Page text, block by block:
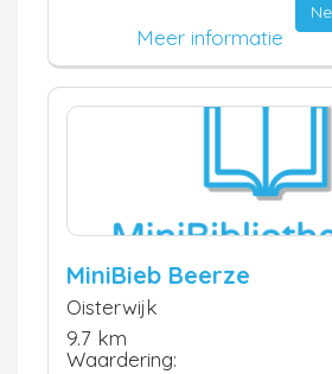
Meer informatie
MiniBieb Beerze
Oisterwijk
9.7 km
Waardering: